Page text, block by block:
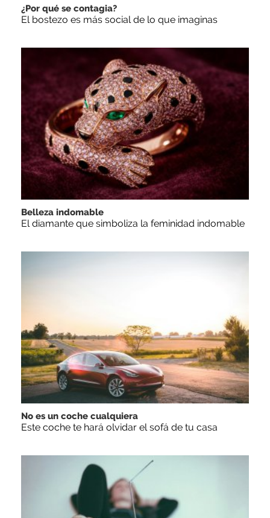
¿Por qué se contagia?
El bostezo es más social de lo que imaginas
Belleza indomable
El diamante que simboliza la feminidad indomable
No es un coche cualquiera
Este coche te hará olvidar el sofá de tu casa